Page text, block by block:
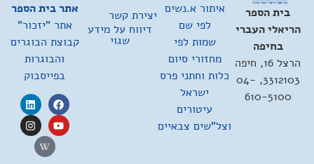
בית הספר
הריאלי העברי
בחיפה
הרצל 16, חיפה
3312103, 04-
610-5100
איתור א.נשים
לפי שם
שמות לפי
מחזורי סיום
כלות וחתני פרס
ישראל
עיטורים
וצל"שים צבאיים
אתר בית הספר
אתר "יזכור"
קבוצת הבוגרים
והבוגרות
בפייסבוק
יצירת קשר
דיווח על מידע
שגוי